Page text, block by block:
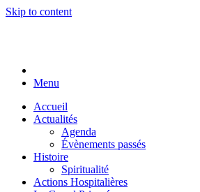
Skip to content
Menu
Accueil
Actualités
Agenda
Évènements passés
Histoire
Spiritualité
Actions Hospitalières